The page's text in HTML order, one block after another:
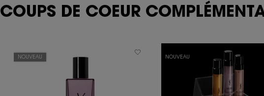
COUPS DE COEUR
NOUVEAU NOUVEAU